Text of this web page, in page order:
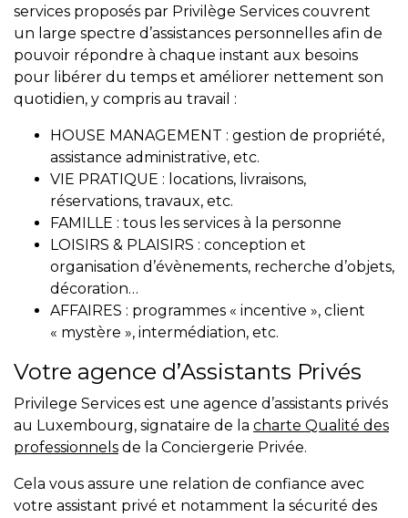
services proposés par Privilège Services couvrent
un large spectre d’assistances personnelles afin de
pouvoir répondre à chaque instant aux besoins
pour libérer du temps et améliorer nettement son
quotidien, y compris au travail :
HOUSE MANAGEMENT : gestion de propriété,
assistance administrative, etc.
VIE PRATIQUE : locations, livraisons,
réservations, travaux, etc.
FAMILLE : tous les services à la personne
LOISIRS & PLAISIRS : conception et
organisation d’évènements, recherche d’objets,
décoration…
AFFAIRES : programmes « incentive », client
« mystère », intermédiation, etc.
Votre agence d’Assistants Privés
Privilege Services est une agence d’assistants privés
au Luxembourg, signataire de la charte Qualité des
professionnels de la Conciergerie Privée.
Cela vous assure une relation de confiance avec
votre assistant privé et notamment la sécurité des